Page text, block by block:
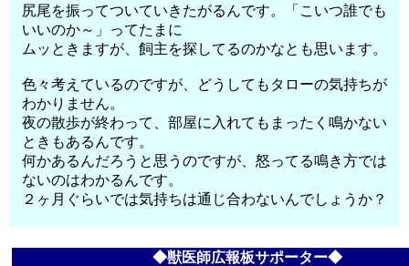
尻尾を振ってついていきたがるんです。「こいつ誰でも
いいのか～」ってたまに
ムッときますが、飼主を探してるのかなとも思います。
色々考えているのですが、どうしてもタローの気持ちが
わかりません。
夜の散歩が終わって、部屋に入れてもまったく鳴かない
ときもあるんです。
何かあるんだろうと思うのですが、怒ってる鳴き方では
ないのはわかるんです。
２ヶ月ぐらいでは気持ちは通じ合わないんでしょうか？
◆獣医師広報板サポーター◆